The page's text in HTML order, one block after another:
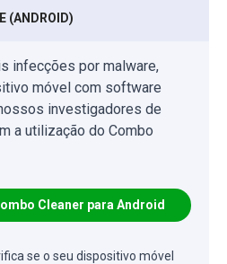
(ANDROID)
infecções por malware,
móvel com software
investigadores de
a utilização do Combo
Cleaner para Android
se o seu dispositivo móvel